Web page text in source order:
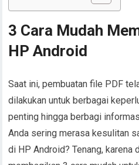
3 Cara Mudah
HP Android
Saat ini, pembuatan file PDF
dilakukan untuk berbagai
penting hingga berbagi
Anda sering merasa kesulitan
di HP Android? Tenang, karena